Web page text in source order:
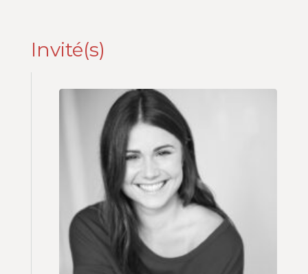
Invité(s)